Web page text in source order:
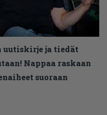
uutiskirje ja tiedät
Nappaa raskaan
suoraan